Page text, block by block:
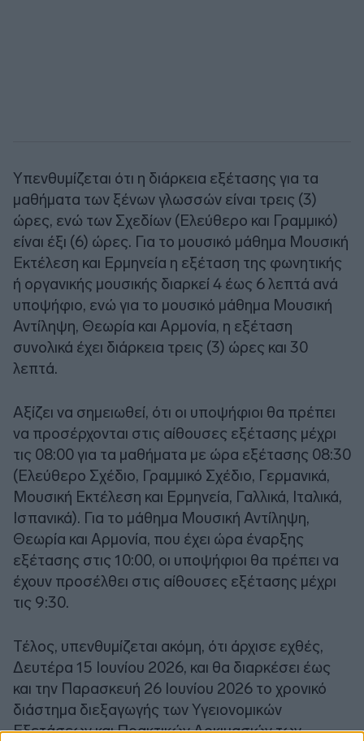
Υπενθυμίζεται ότι η διάρκεια εξέτασης για τα
μαθήματα των ξένων γλωσσών είναι τρεις (3)
ώρες, ενώ των Σχεδίων (Ελεύθερο και Γραμμικό)
είναι έξι (6) ώρες. Για το μουσικό μάθημα Μουσική
Εκτέλεση και Ερμηνεία η εξέταση της φωνητικής
ή οργανικής μουσικής διαρκεί 4 έως 6 λεπτά ανά
υποψήφιο, ενώ για το μουσικό μάθημα Μουσική
Αντίληψη, Θεωρία και Αρμονία, η εξέταση
συνολικά έχει διάρκεια τρεις (3) ώρες και 30
λεπτά.
Αξίζει να σημειωθεί, ότι οι υποψήφιοι θα πρέπει
να προσέρχονται στις αίθουσες εξέτασης μέχρι
τις 08:00 για τα μαθήματα με ώρα εξέτασης 08:30
(Ελεύθερο Σχέδιο, Γραμμικό Σχέδιο, Γερμανικά,
Μουσική Εκτέλεση και Ερμηνεία, Γαλλικά, Ιταλικά,
Ισπανικά). Για το μάθημα Μουσική Αντίληψη,
Θεωρία και Αρμονία, που έχει ώρα έναρξης
εξέτασης στις 10:00, οι υποψήφιοι θα πρέπει να
έχουν προσέλθει στις αίθουσες εξέτασης μέχρι
τις 9:30.
Τέλος, υπενθυμίζεται ακόμη, ότι άρχισε εχθές,
Δευτέρα 15 Ιουνίου 2026, και θα διαρκέσει έως
και την Παρασκευή 26 Ιουνίου 2026 το χρονικό
διάστημα διεξαγωγής των Υγειονομικών
Εξετάσεων και Πρακτικών Δοκιμασιών των